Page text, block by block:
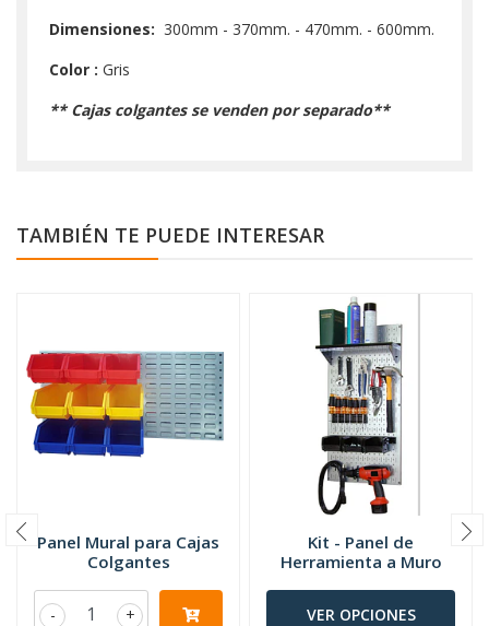
Dimensiones: 300mm - 370mm. - 470mm. - 600mm.
Color : Gris
** Cajas colgantes se venden por separado**
TAMBIÉN TE PUEDE INTERESAR
Panel Mural para Cajas
Colgantes
+
-
Kit - Panel de
Herramienta a Muro
VER OPCIONES